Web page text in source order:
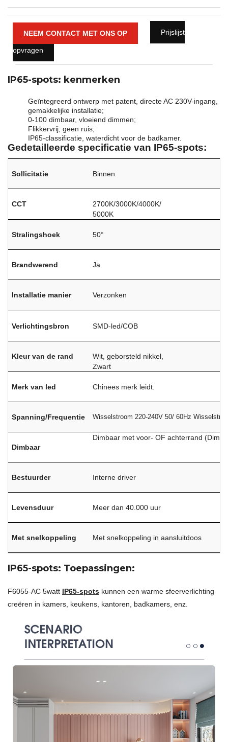
NEEM CONTACT MET ONS OP Prijslijst
opvragen
IP65-spots: kenmerken
Geïntegreerd ontwerp met patent, directe AC 230V-ingang,
gemakkelijke installatie;
0-100 dimbaar, vloeiend dimmen;
Flikkervrij, geen ruis;
IP65-classificatie, waterdicht voor de badkamer.
Gedetailleerde specificatie van IP65-spots:
Sollicitatie Binnen
CCT
2700K/3000K/4000K/
5000K
Stralingshoek 50°
Brandwerend Ja.
Installatie manier Verzonken
Verlichtingsbron SMD-led/COB
Kleur van de rand
Wit, geborsteld nikkel,
Zwart
Merk van led Chinees merk leidt.
Spanning/Frequentie Wisselstroom 220-240V 50/ 60Hz
Dimbaar
Dimbaar met voor- OF achterrand
Bestuurder Interne driver
Levensduur Meer dan 40.000 uur
Met snelkoppeling Met snelkoppeling in aansluitdoos
IP65-spots: Toepassingen:
F6055-AC 5watt IP65-spots kunnen een warme sfeerverlichting
creëren in kamers, keukens, kantoren, badkamers, enz.